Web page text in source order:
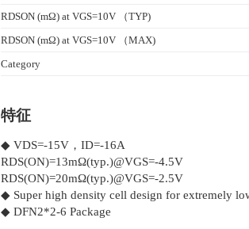
RDSON (mΩ) at VGS=10V （TYP)
RDSON (mΩ) at VGS=10V （MAX)
Category
特征
◆ VDS=-15V，ID=-16A
RDS(ON)=13mΩ(typ.)@VGS=-4.5V
RDS(ON)=20mΩ(typ.)@VGS=-2.5V
◆ Super high density cell design for extremely
◆ DFN2*2-6 Package